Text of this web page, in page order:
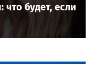
будет, если